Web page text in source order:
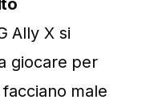
Ally X si
giocare per
male